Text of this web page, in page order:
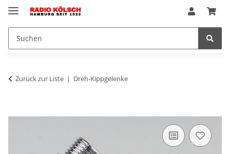
Zurück zur Liste Dreh-Kippgelenke